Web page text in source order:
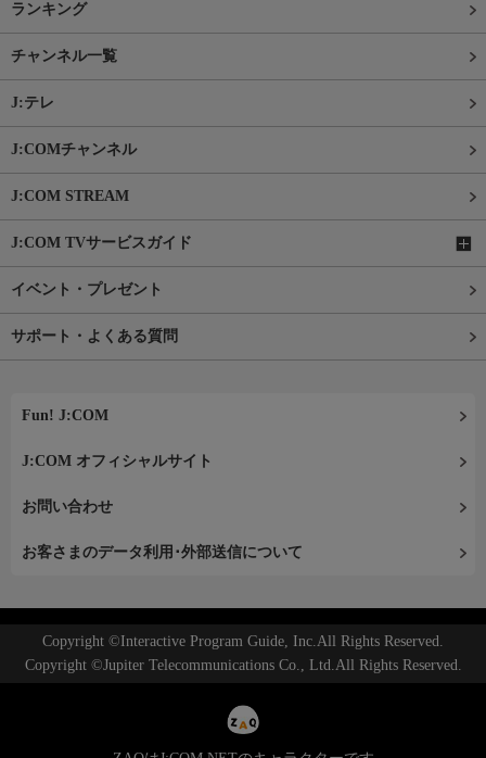
ランキング
チャンネル一覧
J:テレ
J:COMチャンネル
J:COM STREAM
J:COM TVサービスガイド
イベント・プレゼント
サポート・よくある質問
Fun! J:COM
J:COM オフィシャルサイト
お問い合わせ
お客さまのデータ利用･外部送信について
Copyright ©Interactive Program Guide, Inc.All Rights Reserved.
Copyright ©Jupiter Telecommunications Co., Ltd.All Rights Reserved.